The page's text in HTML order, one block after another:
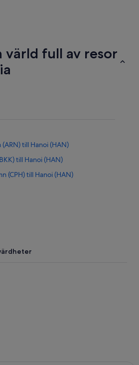
värld full av resor
till Hanoi (HAN)
till Hanoi (HAN)
(CPH) till Hanoi (HAN)